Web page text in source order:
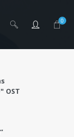
0
OST